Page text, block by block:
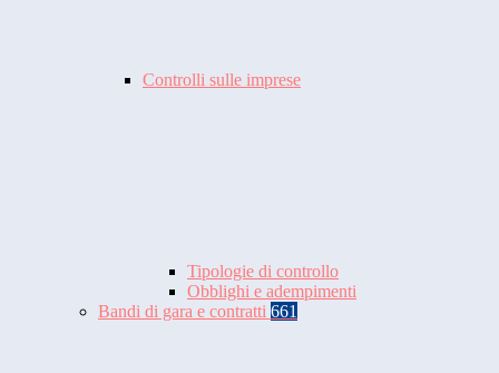
Controlli sulle imprese
Tipologie di controllo
Obblighi e adempimenti
Bandi di gara e contratti 661